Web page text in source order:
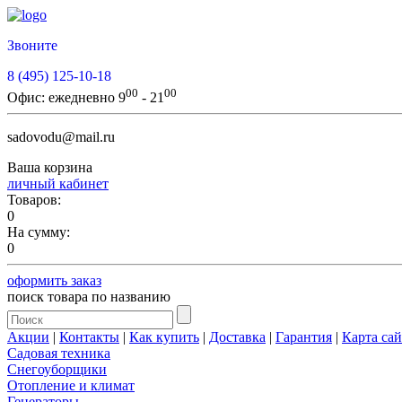
Звоните
8 (495) 125-10-18
Офис: ежедневно 900 - 21 00
sadovodu@mail.ru
Ваша корзина
личный кабинет
Товаров:
0
На сумму:
0
оформить заказ
поиск товара по названию
Акции | Контакты | Как купить | Доставка | Гарантия | Карта
Садовая техника
Снегоуборщики
Отопление и климат